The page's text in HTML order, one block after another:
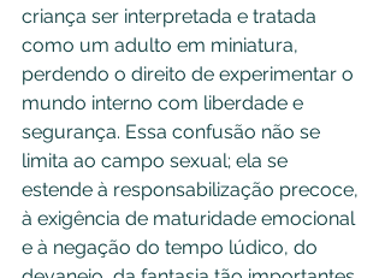
criança ser interpretada e tratada
como um adulto em miniatura,
perdendo o direito de experimentar o
mundo interno com liberdade e
segurança. Essa confusão não se
limita ao campo sexual; ela se
estende à responsabilização precoce,
à exigência de maturidade emocional
e à negação do tempo lúdico, do